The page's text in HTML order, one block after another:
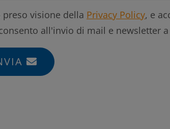
preso visione della Privacy Policy, e
all'invio di mail e newsletter